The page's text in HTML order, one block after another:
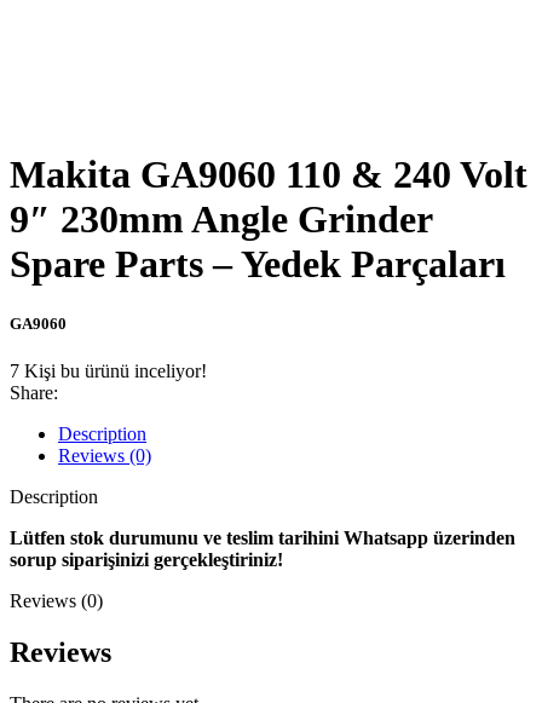
Makita GA9060 110 & 240 Volt
9″ 230mm Angle Grinder
Spare Parts – Yedek Parçaları
GA9060
7 Kişi bu ürünü inceliyor!
Share:
Description
Reviews (0)
Description
Lütfen stok durumunu ve teslim tarihini Whatsapp üzerinden
sorup siparişinizi gerçekleştiriniz!
Reviews (0)
Reviews